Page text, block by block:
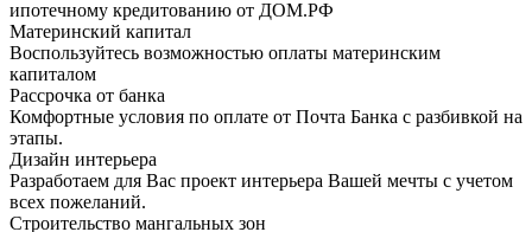
ипотечному кредитованию от ДОМ.РФ
Материнский капитал
Воспользуйтесь возможностью оплаты материнским
капиталом
Рассрочка от банка
Комфортные условия по оплате от Почта Банка с разбивкой на
этапы.
Дизайн интерьера
Разработаем для Вас проект интерьера Вашей мечты с учетом
всех пожеланий.
Строительство мангальных зон